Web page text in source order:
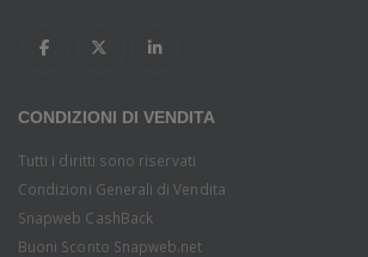
CONDIZIONI DI VENDITA
Tutti i diritti sono riservati
Condizioni Generali di Vendita
Snapweb CashBack
Buoni Sconto Snapweb.net